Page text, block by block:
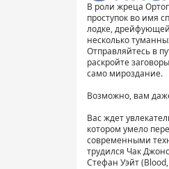
В роли жреца
проступок во имя
лодке,
несколько
Отправляйтесь в
раскройте
само мироздание.
Возможно, вам
Вас ждет
котором умело
современными
трудился Чак
Стефан Уэйт